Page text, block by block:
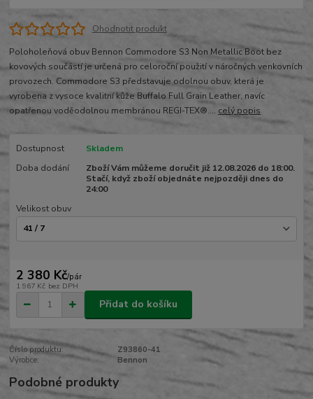
Ohodnotit produkt
Poloholeňová obuv Bennon Commodore S3 Non Metallic Boot bez
kovových součástí je určená pro celoroční použití v náročných venkovních
provozech. Commodore S3 představuje odolnou obuv, která je
vyrobena z vysoce kvalitní kůže Buffalo Full Grain Leather, navíc
opatřenou voděodolnou membránou REGI-TEX®.... celý popis
Dostupnost
Skladem
Doba dodání
Zboží Vám můžeme doručit již 12.08.2026 do 18:00.
Stačí, když zboží objednáte nejpozději dnes do
24:00
Velikost obuv
2 380 Kč/pár
1 967 Kč bez DPH
Přidat do košíku
Číslo produktu:
Z93860-41
Výrobce:
Bennon
Podobné produkty